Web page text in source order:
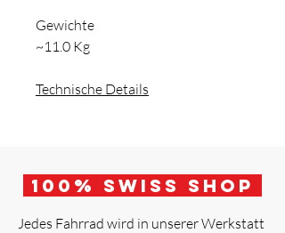
Gewichte
~11.0 Kg
Technische Details
100 % Swiss Shop
Jedes Fahrrad wird in unserer Werkstatt